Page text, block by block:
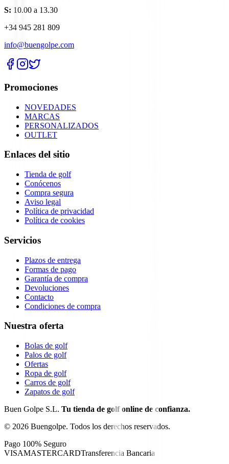
S: 10.00 a 13.30
+34 945 281 809
info@buengolpe.com
Promociones
NOVEDADES
MARCAS
PERSONALIZADOS
OUTLET
Enlaces del sitio
Tienda de golf
Conócenos
Compra segura
Aviso legal
Política de privacidad
Política de cookies
Servicios
Plazos de entrega
Formas de pago
Garantía de compra
Devoluciones
Contacto
Condiciones de compra
Nuestra oferta
Bolas de golf
Palos de golf
Ofertas
Ropa de golf
Carros de golf
Zapatos de golf
Buen Golpe S.L. Tu tienda de golf online de confianza.
© 2026 Buengolpe. Todos los derechos reservados.
Pago 100% Seguro
VISAMASTERCARDTransferencia Bancaria